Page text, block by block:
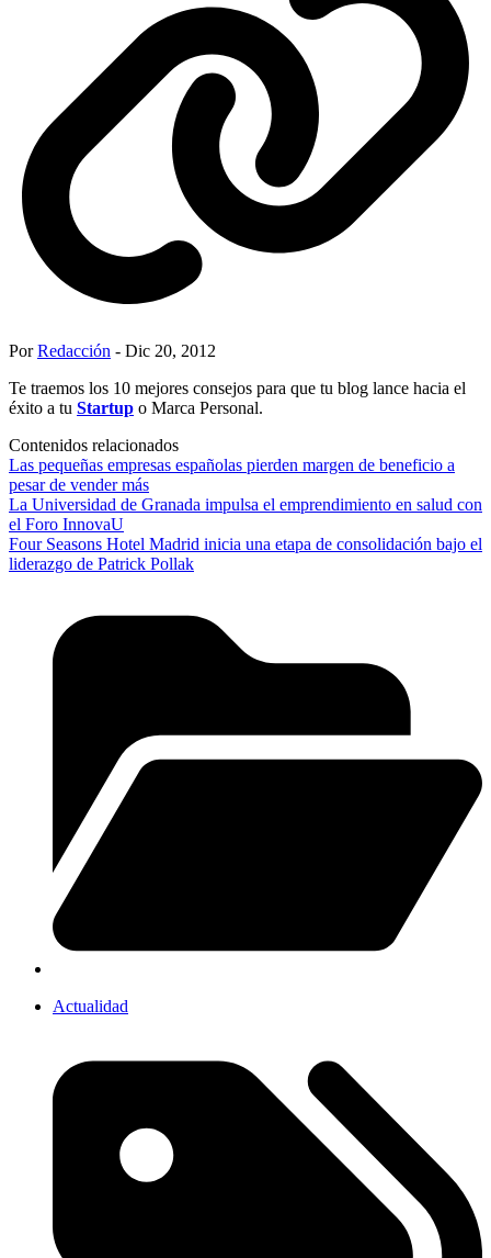
PorRedacción - Dic 20, 2012
Te traemos los 10 mejores consejos para que tu blog lance hacia el
éxito a tu Startup o Marca Personal.
Contenidos relacionados
Las pequeñas empresas españolas pierden margen de beneficio a
pesar de vender más
La Universidad de Granada impulsa el emprendimiento en salud con
el Foro InnovaU
Four Seasons Hotel Madrid inicia una etapa de consolidación bajo el
liderazgo de Patrick Pollak
Actualidad